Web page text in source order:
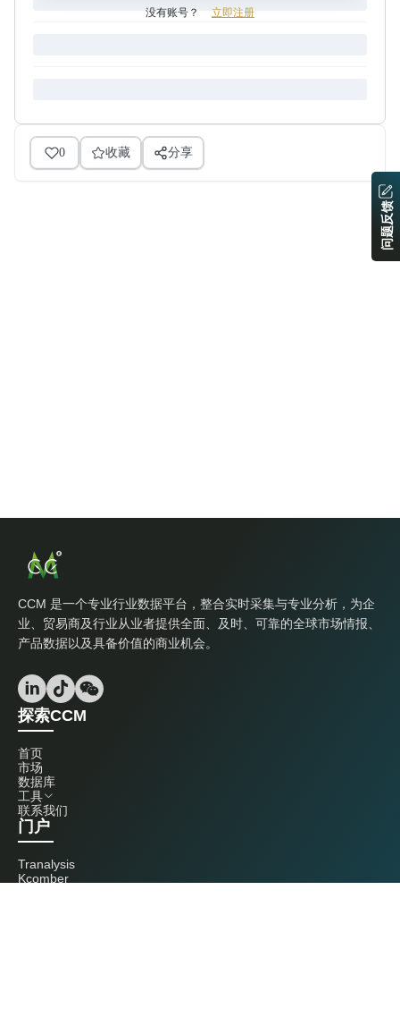
没有账号？ 立即注册
0 收藏 分享
CCM 是一个专业行业数据平台，整合实时采集与专业分析，为企
业、贸易商及行业从业者提供全面、及时、可靠的全球市场情报、
产品数据以及具备价值的商业机会。
探索CCM
首页
市场
数据库
工具
联系我们
门户
Tranalysis
Kcomber
问题反馈